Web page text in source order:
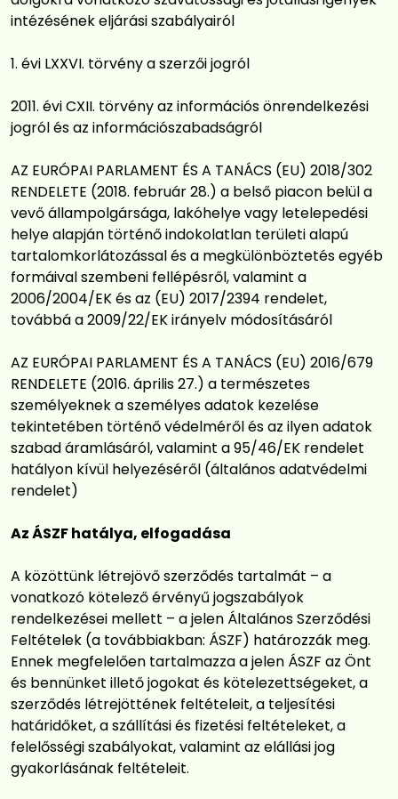
intézésének eljárási szabályairól
évi LXXVI. törvény a szerzői jogról
2011. évi CXII. törvény az információs önrendelkezési
jogról és az információszabadságról
AZ EURÓPAI PARLAMENT ÉS A TANÁCS (EU) 2018/302
RENDELETE (2018. február 28.) a belső piacon belül a
vevő állampolgársága, lakóhelye vagy letelepedési
helye alapján történő indokolatlan területi alapú
tartalomkorlátozással és a megkülönböztetés egyéb
formáival szembeni fellépésről, valamint a
2006/2004/EK és az (EU) 2017/2394 rendelet,
továbbá a 2009/22/EK irányelv módosításáról
AZ EURÓPAI PARLAMENT ÉS A TANÁCS (EU) 2016/679
RENDELETE (2016. április 27.) a természetes
személyeknek a személyes adatok kezelése
tekintetében történő védelméről és az ilyen adatok
szabad áramlásáról, valamint a 95/46/EK rendelet
hatályon kívül helyezéséről (általános adatvédelmi
rendelet)
Az ÁSZF hatálya, elfogadása
A közöttünk létrejövő szerződés tartalmát – a
vonatkozó kötelező érvényű jogszabályok
rendelkezései mellett – a jelen Általános Szerződési
Feltételek (a továbbiakban: ÁSZF) határozzák meg.
Ennek megfelelően tartalmazza a jelen ÁSZF az Önt
és bennünket illető jogokat és kötelezettségeket, a
szerződés létrejöttének feltételeit, a teljesítési
határidőket, a szállítási és fizetési feltételeket, a
felelősségi szabályokat, valamint az elállási jog
gyakorlásának feltételeit.